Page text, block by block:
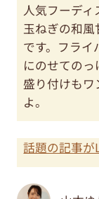
人気フーデ
玉ねぎの和
です。フラ
にのせてのっ
盛り付けも
よ。
話題の記事が